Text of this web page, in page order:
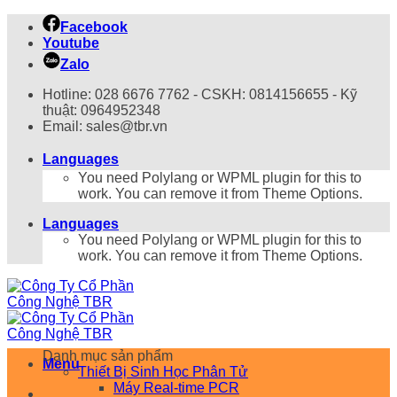
dung
Facebook
Youtube
Zalo
Hotline: 028 6676 7762 - CSKH: 0814156655 - Kỹ
thuật: 0964952348
Email: sales@tbr.vn
Languages
You need Polylang or WPML plugin for this to
work. You can remove it from Theme Options.
Languages
You need Polylang or WPML plugin for this to
work. You can remove it from Theme Options.
Menu
Danh mục sản phẩm
Thiết Bị Sinh Học Phân Tử
Máy Real-time PCR